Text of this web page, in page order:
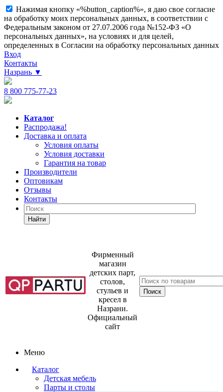
Нажимая кнопку «%button_caption%», я даю свое согласие
на обработку моих персональных данных, в соответствии с
Федеральным законом от 27.07.2006 года №152-ФЗ «О
персональных данных», на условиях и для целей,
определенных в Согласии на обработку персональных данных
Вход
Контакты
Назрань ▼
8 800 775-77-23
Каталог
Распродажа!
Доставка и оплата
Условия оплаты
Условия доставки
Гарантия на товар
Производители
Оптовикам
Отзывы
Контакты
Найти
Фирменный
магазин
детских парт,
столов,
стульев и
кресел в
Назрани.
Официальный
сайт
Меню
Каталог
Детская мебель
Парты и столы